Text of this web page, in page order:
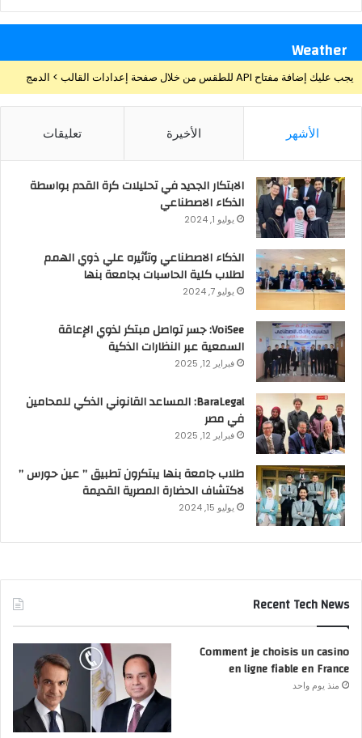
Weather
يجب عليك إضافة مفتاح API للطقس من خلال صفحة إعدادات القالب > الدمج
الأشهر الأخيرة تعليقات
الابتكار الجديد في تحليلات كرة القدم بواسطة
الذكاء الاصطناعي
يوليو 1, 2024
الذكاء الاصطناعي وتأثيره علي ذوي الهمم
لطلاب كلية الحاسبات بجامعة بنها
يوليو 7, 2024
VoiSee: جسر تواصل مبتكر لذوي الإعاقة
السمعية عبر النظارات الذكية
فبراير 12, 2025
BaraLegal: المساعد القانوني الذكي للمحامين
في مصر
فبراير 12, 2025
طلاب جامعة بنها يبتكرون تطبيق ” عين حورس ”
لاكتشاف الحضارة المصرية القديمة
يوليو 15, 2024
Recent Tech News
Comment je choisis un casino
en ligne fiable en France
منذ يوم واحد